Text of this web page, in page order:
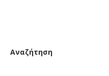
Αναζήτηση